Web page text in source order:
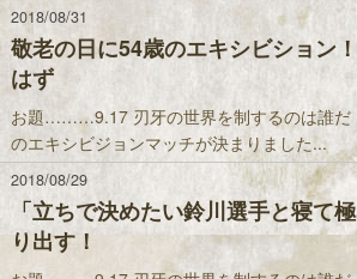
2018/08/31
敬老の日に54歳のエキシビション
はず
お題………9.17 刃牙の世界を制するのは誰だ
のエキシビジョンマッチが決まりました...
2018/08/29
「立ちで決めたい鈴川選手と寝て
り出す！